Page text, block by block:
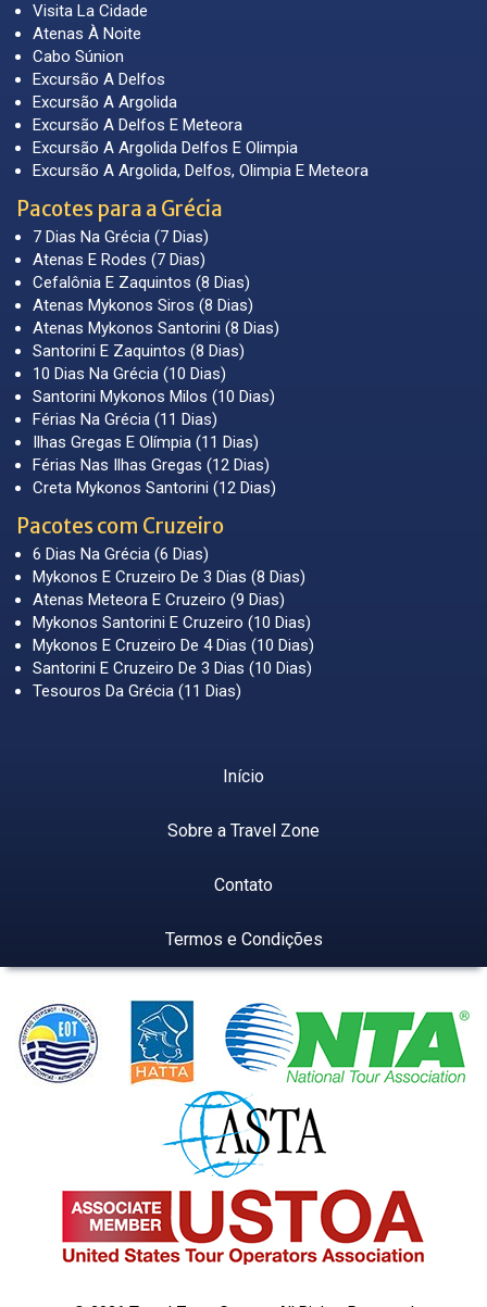
Visita La Cidade
Atenas À Noite
Cabo Súnion
Excursão A Delfos
Excursão A Argolida
Excursão A Delfos E Meteora
Excursão A Argolida Delfos E Olimpia
Excursão A Argolida, Delfos, Olimpia E Meteora
Pacotes para a Grécia
7 Dias Na Grécia (7 Dias)
Atenas E Rodes (7 Dias)
Cefalônia E Zaquintos (8 Dias)
Atenas Mykonos Siros (8 Dias)
Atenas Mykonos Santorini (8 Dias)
Santorini E Zaquintos (8 Dias)
10 Dias Na Grécia (10 Dias)
Santorini Mykonos Milos (10 Dias)
Férias Na Grécia (11 Dias)
Ilhas Gregas E Olímpia (11 Dias)
Férias Nas Ilhas Gregas (12 Dias)
Creta Mykonos Santorini (12 Dias)
Pacotes com Cruzeiro
6 Dias Na Grécia (6 Dias)
Mykonos E Cruzeiro De 3 Dias (8 Dias)
Atenas Meteora E Cruzeiro (9 Dias)
Mykonos Santorini E Cruzeiro (10 Dias)
Mykonos E Cruzeiro De 4 Dias (10 Dias)
Santorini E Cruzeiro De 3 Dias (10 Dias)
Tesouros Da Grécia (11 Dias)
Início
Sobre a Travel Zone
Contato
Termos e Condições